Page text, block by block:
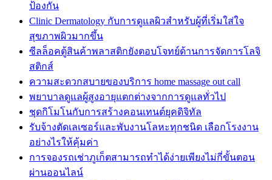
ป้องกัน
Clinic Dermatology กับการดูแลผิวสำหรับผู้ที่เริ่มใส่ใจ
สุขภาพผิวมากขึ้น
ซีลล็อคตู้สินค้าพลาสติกยังตอบโจทย์ด้านการจัดการโลจิ
สติกส์
ความสะดวกสบายของบริการ home massage out call
พยาบาลดูแลผู้สูงอายุแตกต่างจากการดูแลทั่วไป
ชุดกิโมโนกับการสร้างคอนเทนต์ยุคดิจิทัล
รับจ้างตัดเลเซอร์และพับงานโลหะทุกชนิด เลือกโรงงาน
อย่างไรให้คุ้มค่า
การจองรถเช่าภูเก็ตสามารถทำได้ง่ายเพียงไม่กี่ขั้นตอน
ผ่านออนไลน์